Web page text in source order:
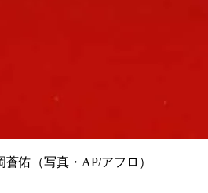
蒼佑（写真・AP/アフロ）